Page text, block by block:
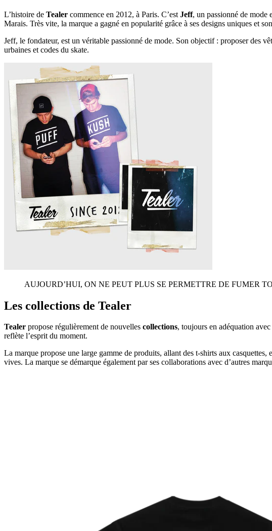
L’histoire de Tealer commence en 2012, à Paris. C’est Jeff, un passionné de mode
Marais. Très vite, la marque a gagné en popularité grâce à ses designs uniques et
Jeff, le fondateur, est un véritable passionné de mode. Son objectif : proposer des
urbaines et codes du skate.
AUJOURD’HUI, ON NE PEUT PLUS SE PERMETTRE DE FUMER
Les collections de Tealer
Tealer propose régulièrement de nouvelles collections, toujours en adéquation
reflète l’esprit du moment.
La marque propose une large gamme de produits, allant des t-shirts aux
vives. La marque se démarque également par ses collaborations avec d’autres